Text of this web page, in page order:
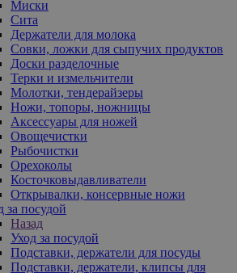
Миски
Сита
Держатели для молока
Совки, ложки для сыпучих продуктов
Доски разделочные
Терки и измельчители
Молотки, тендерайзеры
Ножи, топоры, ножницы
Аксессуары для ножей
Овощечистки
Рыбочистки
Орехоколы
Косточковыдавливатели
Открывалки, консервные ножи
за посудой
Назад
Уход за посудой
Подставки, держатели для посуды
Подставки, держатели, клипсы для